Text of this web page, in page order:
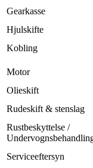
Gearkasse
Hjulskifte
Kobling
Motor
Olieskift
Rudeskift & stenslag
Rustbeskyttelse /
Serviceeftersyn